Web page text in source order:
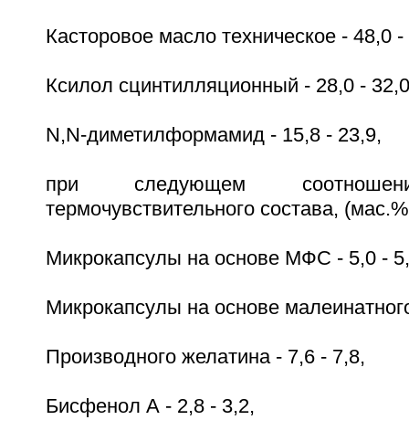
Касторовое масло техническое - 48,0 -
Ксилол сцинтилляционный - 28,0 -
N,N-диметилформамид - 15,8 - 23,9,
при следующем
термочувствительного состава,
Микрокапсулы на основе МФС - 5,0 -
Микрокапсулы на основе
Производного желатина - 7,6 - 7,8,
Бисфенол А - 2,8 - 3,2,